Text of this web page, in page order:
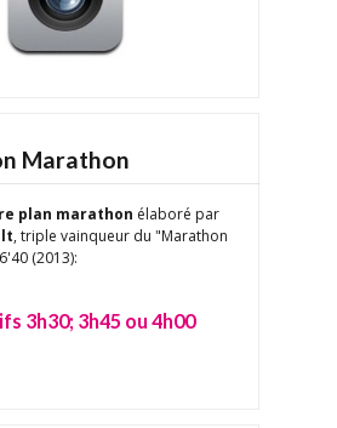
Marathon
plan marathon élaboré par
, triple vainqueur du "Marathon
(2013):
3h30; 3h45 ou 4h00